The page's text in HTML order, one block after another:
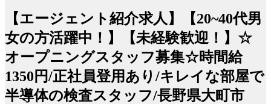
【エージェント紹介求人】【20~40代男
女の方活躍中！】【未経験歓迎！】☆
オープニングスタッフ募集☆時間給
1350円/正社員登用あり/キレイな部屋で
半導体の検査スタッフ/長野県大町市